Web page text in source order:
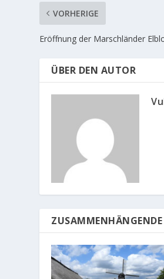
e
m
F
e
s
g
e
ö
f
)
s
t
g
e
ö
f
VORHERIGE
Eröffnung der Marschländer
ÜBER DEN AUTOR